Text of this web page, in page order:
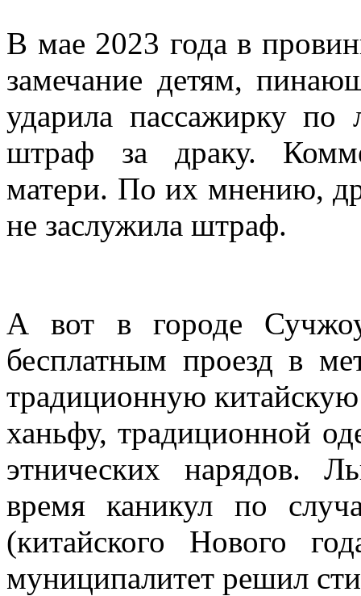
В мае 2023 года в
замечание детям,
ударила пассажирку
штраф за драку.
матери. По их мнению,
не заслужила штраф.
А вот в городе
бесплатным проезд в
традиционную китайскую
ханьфу, традиционной
этнических нарядов.
время каникул по
(китайского Нового
муниципалитет решил